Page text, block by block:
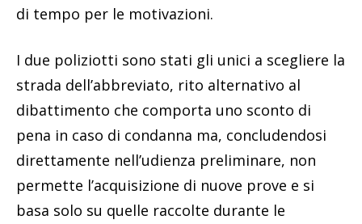
di tempo per le motivazioni.
I due poliziotti sono stati gli unici a scegliere la
strada dell’abbreviato, rito alternativo al
dibattimento che comporta uno sconto di
pena in caso di condanna ma, concludendosi
direttamente nell’udienza preliminare, non
permette l’acquisizione di nuove prove e si
basa solo su quelle raccolte durante le